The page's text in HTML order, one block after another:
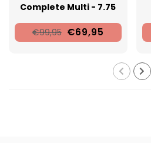
Complete Multi - 7.75
€99,95 €69,95